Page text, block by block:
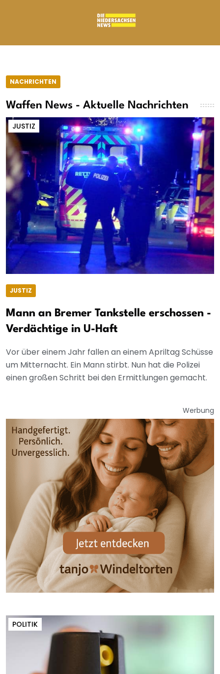
NACHRICHTEN
Waffen News - Aktuelle Nachrichten
JUSTIZ
JUSTIZ
Mann an Bremer Tankstelle erschossen -
Verdächtige in U-Haft
Vor über einem Jahr fallen an einem Apriltag Schüsse
um Mitternacht. Ein Mann stirbt. Nun hat die Polizei
einen großen Schritt bei den Ermittlungen gemacht.
Werbung
POLITIK